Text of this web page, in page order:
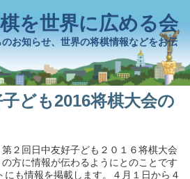
を世界に広める会
お知らせ、世界の将棋情報などをお伝
ども2016将棋大会の
２回日中友好子ども２０１６将棋大会
方に情報が伝わるようにとのことです
も情報を掲載します。４月１日から４